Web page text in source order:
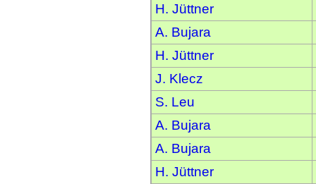
H. Jüttner
A. Bujara
H. Jüttner
J. Klecz
S. Leu
A. Bujara
A. Bujara
H. Jüttner